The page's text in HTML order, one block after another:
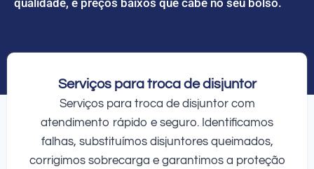
Serviços para troca de disjuntor
Serviços para troca de disjuntor com
atendimento rápido e seguro. Identificamos
falhas, substituímos disjuntores queimados,
corrigimos sobrecarga e garantimos a proteção